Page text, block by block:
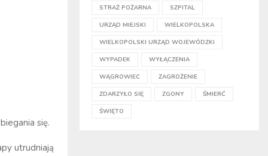
się.
utrudniają
STRAŻ POŻARNA SZPITAL
URZĄD MIEJSKI WIELKOPOLSKA
WIELKOPOLSKI URZĄD WOJEWÓDZKI
WYPADEK WYŁĄCZENIA
WĄGROWIEC ZAGROŻENIE
ZDARZYŁO SIĘ ZGONY ŚMIERĆ
ŚWIĘTO